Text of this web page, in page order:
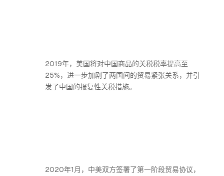
2019年，美国将对中国商品的关税税率提高至
25%，进一步加剧了两国间的贸易紧张关系，并引
发了中国的报复性关税措施。
2020年1月，中美双方签署了第一阶段贸易协议，